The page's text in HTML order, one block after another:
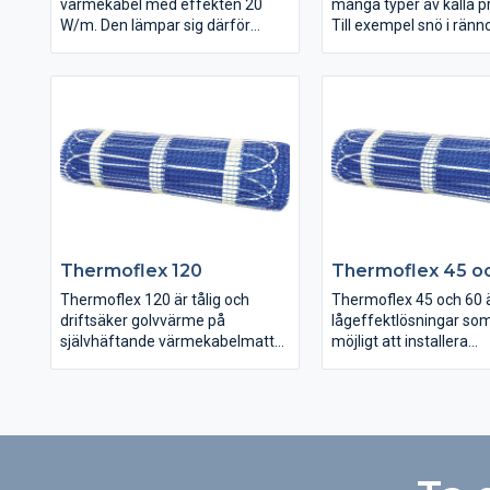
värmekabel med effekten 20
W/m. Den lämpar sig därför
uterummet, där den kan både
gjutas och spacklas in i golvet
många typer av kalla
Till exempel snö i
betydligt värre skador.
värmelösning i rännor
stuprör smälter snön
den ställer till problem.
Thermoflex 120
Thermoflex 120 är tålig och
driftsäker golvvärme på
självhäftande värmekabelmatta.
Thermoflex 45
Thermoflex 45 och 60
lågeffektlösningar
möjligt att installera